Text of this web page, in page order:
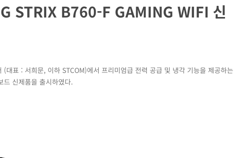
STRIX B760-F GAMING WIFI 신
대표 : 서희문, 이하 STCOM)에서 프리미엄급 전력 공급 및 냉각 기능을 제공하는
드 신제품을 출시하였다.